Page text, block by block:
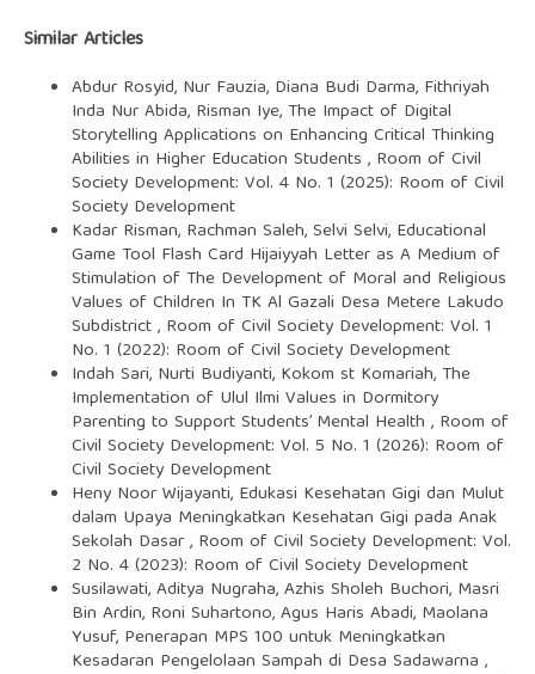
Similar Articles
Abdur Rosyid, Nur Fauzia, Diana Budi Darma, Fithriyah
Inda Nur Abida, Risman Iye, The Impact of Digital
Storytelling Applications on Enhancing Critical Thinking
Abilities in Higher Education Students , Room of Civil
Society Development: Vol. 4 No. 1 (2025): Room of Civil
Society Development
Kadar Risman, Rachman Saleh, Selvi Selvi, Educational
Game Tool Flash Card Hijaiyyah Letter as A Medium of
Stimulation of The Development of Moral and Religious
Values of Children In TK Al Gazali Desa Metere Lakudo
Subdistrict, Room of Civil Society Development: Vol. 1
No. 1 (2022): Room of Civil Society Development
Indah Sari, Nurti Budiyanti, Kokom st Komariah, The
Implementation of Ulul Ilmi Values in Dormitory
Parenting to Support Students’ Mental Health , Room of
Civil Society Development: Vol. 5 No. 1 (2026): Room of
Civil Society Development
Heny Noor Wijayanti, Edukasi Kesehatan Gigi dan Mulut
dalam Upaya Meningkatkan Kesehatan Gigi pada Anak
Sekolah Dasar, Room of Civil Society Development: Vol.
2 No. 4 (2023): Room of Civil Society Development
Susilawati, Aditya Nugraha, Azhis Sholeh Buchori, Masri
Bin Ardin, Roni Suhartono, Agus Haris Abadi, Maolana
Yusuf, Penerapan MPS 100 untuk Meningkatkan
Kesadaran Pengelolaan Sampah di Desa Sadawarna ,